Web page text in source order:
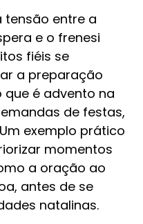
tensão entre a
e o frenesi
fiéis se
a preparação
que é advento na
de festas,
exemplo prático
momentos
a oração ao
antes de se
natalinas.